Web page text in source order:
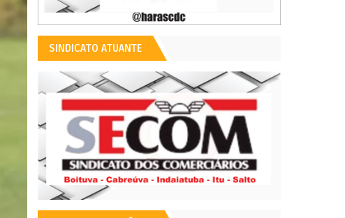
SINDICATO ATUANTE